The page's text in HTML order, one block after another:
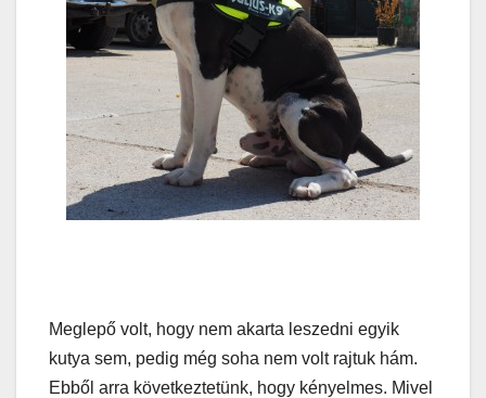
Meglepő volt, hogy nem akarta leszedni egyik
kutya sem, pedig még soha nem volt rajtuk hám.
Ebből arra következtetünk, hogy kényelmes. Mivel